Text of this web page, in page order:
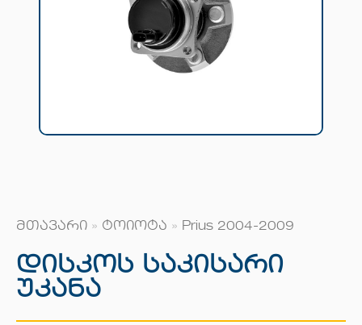
მთავარი » ტოიოტა » Prius 2004-2009
Დისკოს Საკისარი
Უკანა